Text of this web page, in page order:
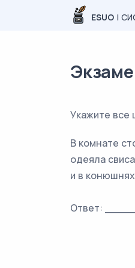
ESUO |
Укажите все
В комнате
одеяла
и в
Ответ: